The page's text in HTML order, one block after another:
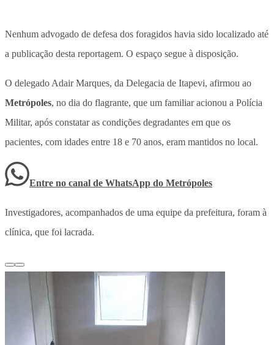
Nenhum advogado de defesa dos foragidos havia sido localizado até
a publicação desta reportagem. O espaço segue à disposição.
O delegado Adair Marques, da Delegacia de Itapevi, afirmou ao
Metrópoles, no dia do flagrante, que um familiar acionou a Polícia
Militar, após constatar as condições degradantes em que os
pacientes, com idades entre 18 e 70 anos, eram mantidos no local.
Entre no canal de WhatsApp do Metrópoles
Investigadores, acompanhados de uma equipe da prefeitura, foram à
clínica, que foi lacrada.